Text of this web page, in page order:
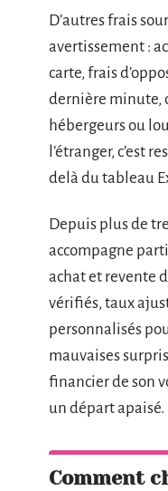
D’autres frais
avertissement :
carte, frais
dernière minute,
hébergeurs ou
l’étranger, c’est
delà du tableau
Depuis plus de
accompagne
achat et revente
vérifiés, taux
personnalisés
mauvaises
financier de son
un départ apaisé.
Comment